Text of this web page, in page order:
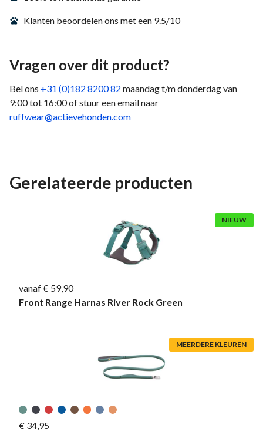
Klanten beoordelen ons met een 9.5/10
Vragen over dit product?
Bel ons +31 (0)182 8200 82 maandag t/m donderdag van
9:00 tot 16:00 of stuur een email naar
ruffwear@actievehonden.com
Gerelateerde producten
NIEUW
vanaf € 59,90
Front Range Harnas River Rock Green
MEERDERE KLEUREN
€ 34,95